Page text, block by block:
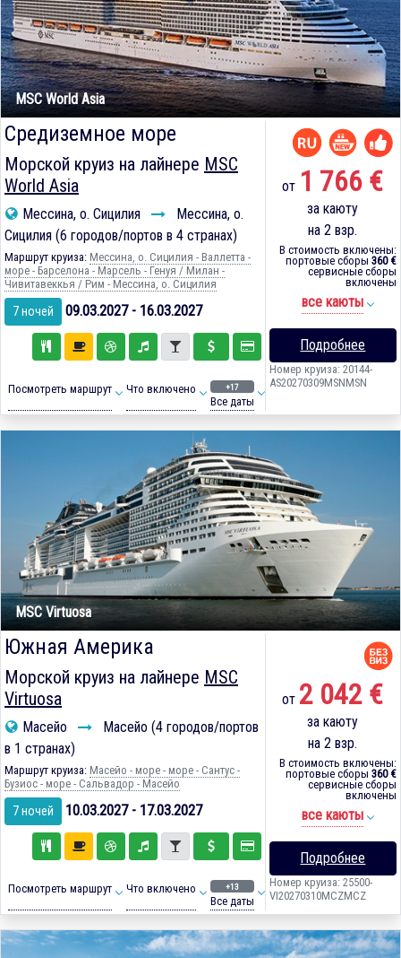
MSC World Asia
Средиземное море
Морской круиз на лайнере MSC
World Asia
Мессина, о. Сицилия
Мессина, о.
Сицилия (6 городов/портов в 4 странах)
Маршрут круиза: Мессина, о. Сицилия - Валлетта -
море - Барселона - Марсель - Генуя / Милан -
Чивитавеккья / Рим - Мессина, о. Сицилия
7 ночей 09.03.2027 - 16.03.2027
Посмотреть маршрут Что включено +17
Все даты
от 1 766 €
за каюту
на 2 взр.
В стоимость включены:
портовые сборы 360 €
сервисные сборы
включены
все каюты
Подробнее
Номер круиза: 20144-
AS20270309MSNMSN
MSC Virtuosa
Южная Америка
Морской круиз на лайнере MSC
Virtuosa
Масейо
Масейо (4 городов/портов
в 1 странах)
Маршрут круиза: Масейо - море - море - Сантус -
Бузиос - море - Сальвадор - Масейо
7 ночей 10.03.2027 - 17.03.2027
Посмотреть маршрут Что включено +13
Все даты
от 2 042 €
за каюту
на 2 взр.
В стоимость включены:
портовые сборы 360 €
сервисные сборы
включены
все каюты
Подробнее
Номер круиза: 25500-
VI20270310MCZMCZ